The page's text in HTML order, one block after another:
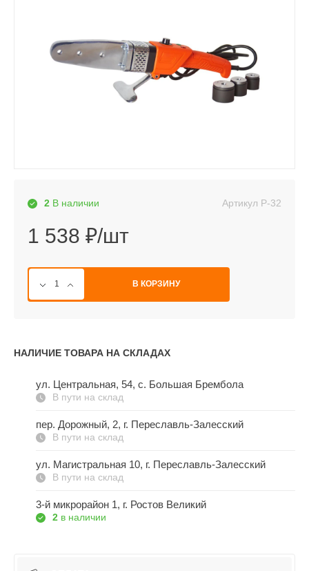
2 В наличии Артикул P-32
1 538 ₽/шт
В КОРЗИНУ
НАЛИЧИЕ ТОВАРА НА СКЛАДАХ
ул. Центральная, 54, c. Большая Брембола
В пути на склад
пер. Дорожный, 2, г. Переславль-Залесский
В пути на склад
ул. Магистральная 10, г. Переславль-Залесский
В пути на склад
3-й микрорайон 1, г. Ростов Великий
2 в наличии